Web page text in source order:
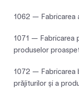
1062 — Fabricarea
1071 — Fabricarea
produselor
1072 — Fabricarea
prăjiturilor şi a